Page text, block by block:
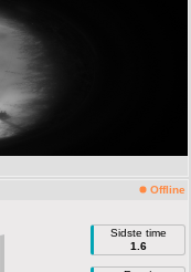
Offline
Sidste time
1.6